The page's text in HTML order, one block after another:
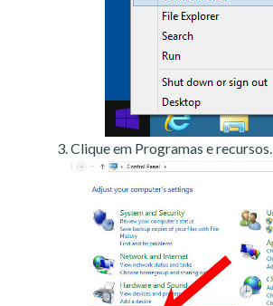
Clique em Programas e recursos.